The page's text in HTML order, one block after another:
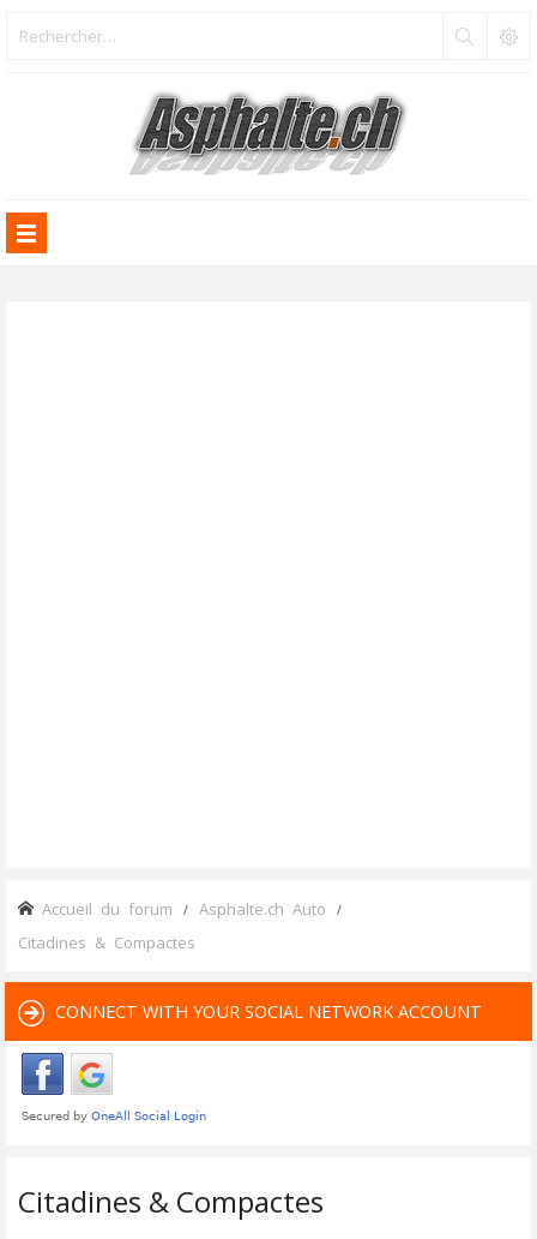
Accueil du forum Asphalte.ch Auto
Citadines & Compactes
CONNECT WITH YOUR SOCIAL NETWORK ACCOUNT
Citadines & Compactes